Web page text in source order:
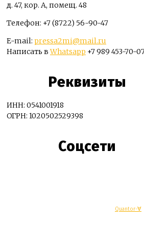
д. 47, кор. А, помещ. 48
Телефон: +7 (8722) 56-90-47
E-mail: pressa2mi@mail.ru
Написать вWhatsapp +7 989 453-70-
Реквизиты
ИНН: 0541001918
ОГРН: 1020502529398
Соцсети
Quantor-∀